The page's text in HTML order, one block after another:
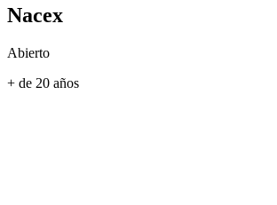
Nacex
Abierto
+ de 20 años